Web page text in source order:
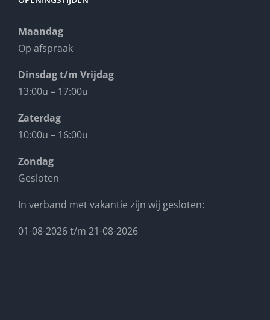
Maandag
Op afspraak
Dinsdag t/m Vrijdag
13:00u – 17:00u
Zaterdag
10:00u – 16:00u
Zondag
Gesloten
In verband met vakantie zijn wij gesloten:
01-08-2026 t/m 21-08-2026